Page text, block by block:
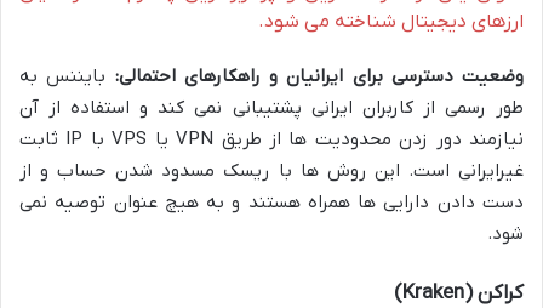
ارزهای دیجیتال شناخته می شود.
وضعیت دسترسی برای ایرانیان و راهکارهای احتمالی: بایننس به
طور رسمی از کاربران ایرانی پشتیبانی نمی کند و استفاده از آن
نیازمند دور زدن محدودیت ها از طریق VPN یا VPS با IP ثابت
غیرایرانی است. این روش ها با ریسک مسدود شدن حساب و از
دست دادن دارایی ها همراه هستند و به هیچ عنوان توصیه نمی
شود.
کراکن (Kraken)